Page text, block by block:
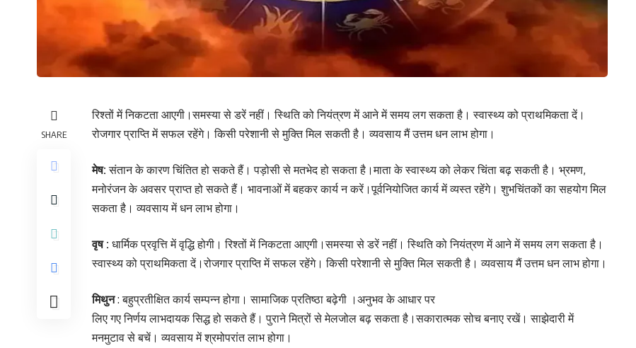
SHARE
रिश्तों में निकटता आएगी।समस्या से डरें नहीं। स्थिति को नियंत्रण में आने में समय लग सकता है। स्वास्थ्य को प्राथमिकता दें।
रोजगार प्राप्ति में सफल रहेंगे। किसी परेशानी से मुक्ति मिल सकती है। व्यवसाय मैं उत्तम धन लाभ होगा।
मेष: संतान के कारण चिंतित हो सकते हैं। पड़ोसी से मतभेद हो सकता है।माता के स्वास्थ्य को लेकर चिंता बढ़ सकती है। भ्रमण,
मनोरंजन के अवसर प्राप्त हो सकते हैं। भावनाओं में बहकर कार्य न करें।पूर्वनियोजित कार्य में व्यस्त रहेंगे। शुभचिंतकों का सहयोग मिल
सकता है। व्यवसाय में धन लाभ होगा।
वृष : धार्मिक प्रवृत्ति में वृद्धि होगी। रिश्तों में निकटता आएगी।समस्या से डरें नहीं। स्थिति को नियंत्रण में आने में समय लग सकता है।
स्वास्थ्य को प्राथमिकता दें।रोजगार प्राप्ति में सफल रहेंगे। किसी परेशानी से मुक्ति मिल सकती है। व्यवसाय मैं उत्तम धन लाभ होगा।
मिथुन: बहुप्रतीक्षित कार्य सम्पन्न होगा। सामाजिक प्रतिष्ठा बढ़ेगी ।अनुभव के आधार पर
लिए गए निर्णय लाभदायक सिद्ध हो सकते हैं। पुराने मित्रों से मेलजोल बढ़ सकता है।सकारात्मक सोच बनाए रखें। साझेदारी में
मनमुटाव से बचें। व्यवसाय में श्रमोपरांत लाभ होगा।